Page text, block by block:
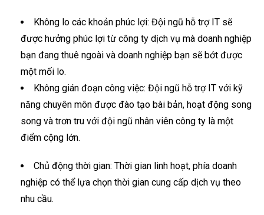
Không lo các khoản phúc lợi: Đội ngũ hỗ trợ IT sẽ
được hưởng phúc lợi từ công ty dịch vụ mà doanh nghiệp
bạn đang thuê ngoài và doanh nghiệp bạn sẽ bớt được
một mối lo.
Không gián đoạn công việc: Đội ngũ hỗ trợ IT với kỹ
năng chuyên môn được đào tạo bài bản, hoạt động song
song và trơn tru với đội ngũ nhân viên công ty là một
điểm cộng lớn.
Chủ động thời gian: Thời gian linh hoạt, phía doanh
nghiệp có thể lựa chọn thời gian cung cấp dịch vụ theo
nhu cầu.